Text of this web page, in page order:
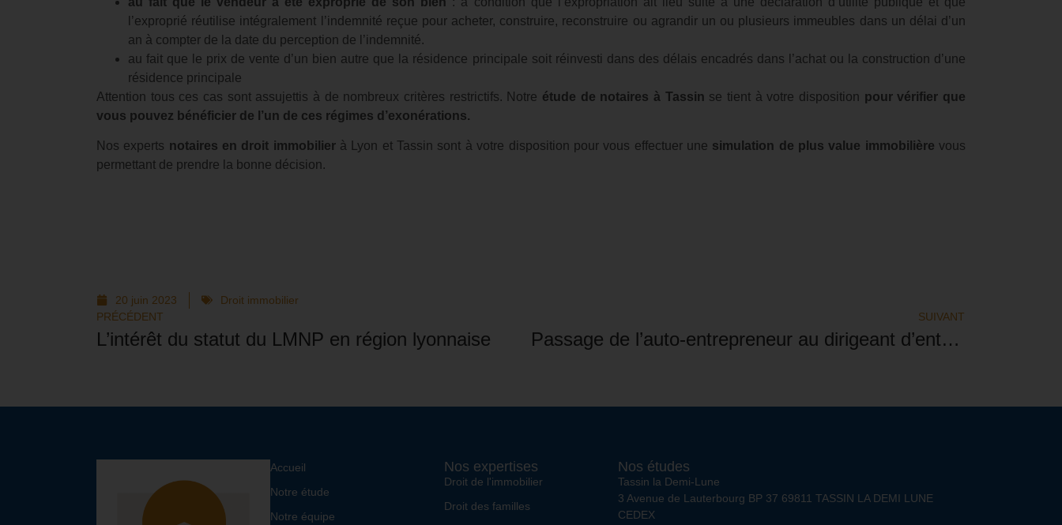
l’exproprié réutilise intégralement l’indemnité reçue pour acheter, construire, reconstruire ou agrandir un ou plusieurs immeubles dans un délai d’un
an à compter de la date du perception de l’indemnité.
au fait que le prix de vente d’un bien autre que la résidence principale soit réinvesti dans des délais encadrés dans l’achat ou la construction d’une
résidence principale
Attention tous ces cas sont assujettis à de nombreux critères restrictifs. Notre étude de notaires à Tassin se tient à votre disposition pour vérifier que
vous pouvez bénéficier de l’un de ces régimes d’exonérations.
Nos experts notaires en droit immobilierà Lyon et Tassin sont à votre disposition pour vous effectuer une simulation de plus value immobilière vous
permettant de prendre la bonne décision.
20 juin 2023
Droit immobilier
PRÉCÉDENT
L’intérêt du statut du LMNP en région lyonnaise
SUIVANT
Passage de l’auto-entrepreneur au dirigeant d’entreprise
Accueil
Notre étude
Notre équipe
Nos expertises
Droit de l'immobilier
Droit des familles
Nos études
Tassin la Demi-Lune
3 Avenue de Lauterbourg BP 37 69811 TASSIN LA DEMI LUNE
CEDEX